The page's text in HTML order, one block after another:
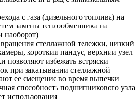
с газа (дизельного топлива) на
замены теплообменника на
стеллажной тележки, низкий
короткий пандус, верхний узел
позволяют избежать встряски
при закатывании стеллажной
ее смещение во время выпечки
способность подшипникового узла
использования